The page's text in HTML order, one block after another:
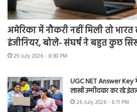
अमेरिका में नौकरी नहीं मिली तो
इंजीनियर, बोले- संघर्ष ने बहुत कुछ
29 July 2026 - 8:00 PM
UGC NET Answer Key
लाखों उम्मीदवार कर रहे
26 July 2026 - 6:11 PM